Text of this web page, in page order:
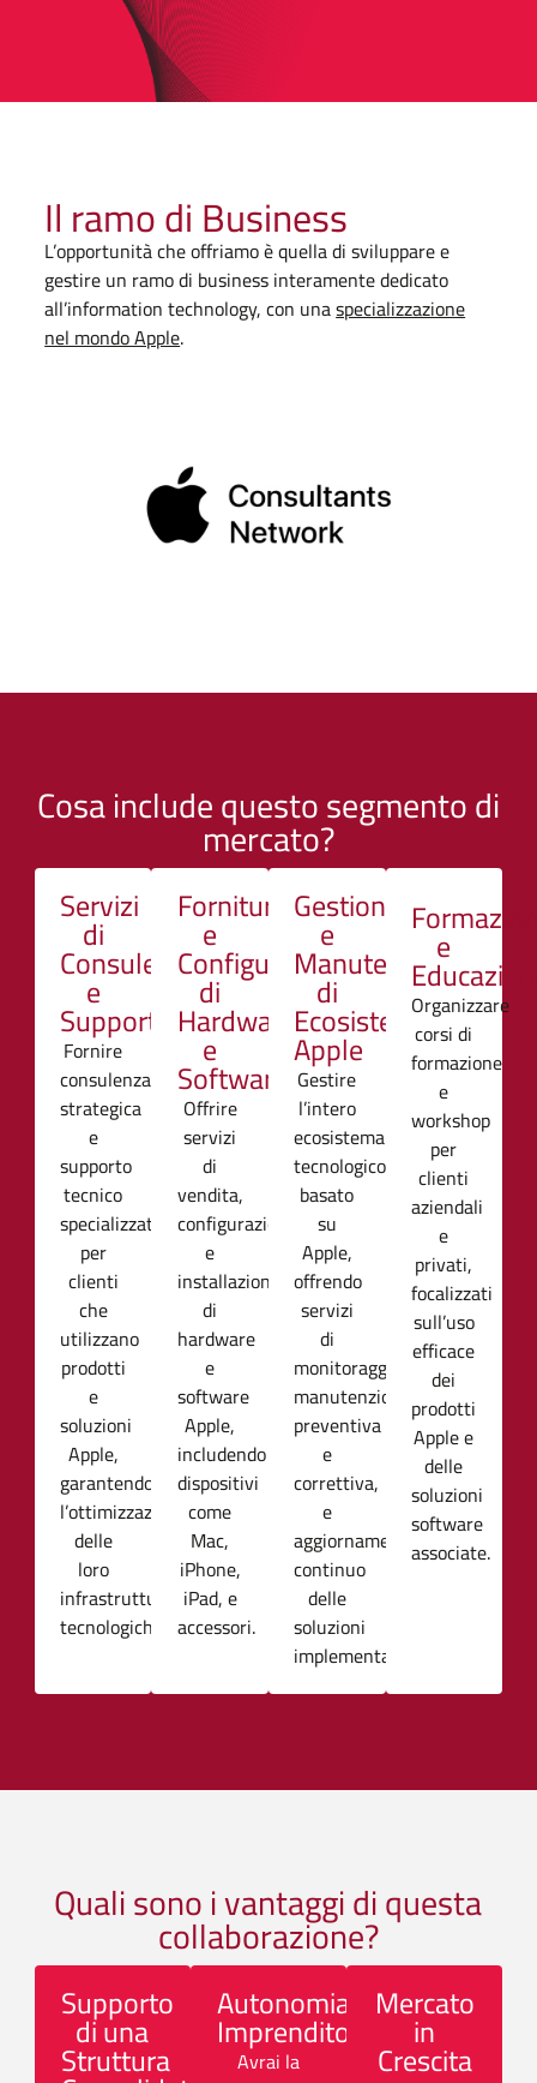
Il ramo di Business
L’opportunità che offriamo è quella di sviluppare e
gestire un ramo di business interamente dedicato
all’information technology, con unaspecializzazione
nel mondo Apple.
Cosa include questo segmento di
mercato?
Servizi
di
Consulenza
e
Supporto
Fornire
consulenza
strategica
e
supporto
tecnico
specializzato
per
clienti
che
utilizzano
prodotti
e
soluzioni
Apple,
garantendo
l’ottimizzazione
delle
loro
infrastrutture
tecnologiche.
Fornitura
e
Configurazione
di
Hardware
e
Software
Offrire
servizi
di
vendita,
configurazione,
e
installazione
di
hardware
e
software
Apple,
includendo
dispositivi
come
Mac,
iPhone,
iPad, e
accessori.
Gestione
e
Manutenzione
di
Ecosistemi
Apple
Gestire
l’intero
ecosistema
tecnologico
basato
su
Apple,
offrendo
servizi
di
monitoraggio,
manutenzione
preventiva
e
correttiva,
e
aggiornamento
continuo
delle
soluzioni
implementate.
e
Organizzare
corsi di
formazione
e
workshop
per
clienti
aziendali
e
privati,
focalizzati
sull’uso
efficace
dei
prodotti
Apple e
delle
soluzioni
software
associate.
Quali sono i vantaggi di questa
collaborazione?
Supporto
di una
Struttura
Autonomia
Imprenditoriale
Avrai la
Mercato
in
Crescita